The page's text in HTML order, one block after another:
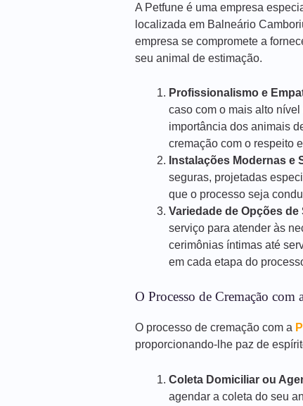
A Petfune é uma empresa
localizada em Balneário
empresa se compromete a
seu animal de estimação.
Profissionalismo e
caso com o mais alto
importância dos animais
cremação com o respeito
Instalações Modernas e
seguras, projetadas
que o processo seja
Variedade de Opções de
serviço para atender às
cerimônias íntimas até
em cada etapa do
O Processo de Cremação com
O processo de cremação com a
proporcionando-lhe paz de
Coleta Domiciliar ou
agendar a coleta do seu